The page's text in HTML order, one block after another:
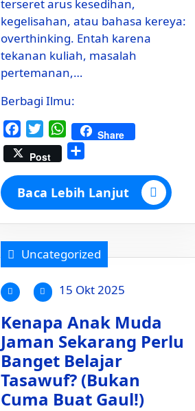
terseret arus kesedihan,
kegelisahan, atau bahasa kereya:
overthinking. Entah karena
tekanan kuliah, masalah
pertemanan,…
Berbagi Ilmu:
FacebookTwitterWhatsAppShare
Post
Baca Lebih Lanjut
Uncategorized
15 Okt 2025
Kenapa Anak Muda
Jaman Sekarang Perlu
Banget Belajar
Tasawuf? (Bukan
Cuma Buat Gaul!)